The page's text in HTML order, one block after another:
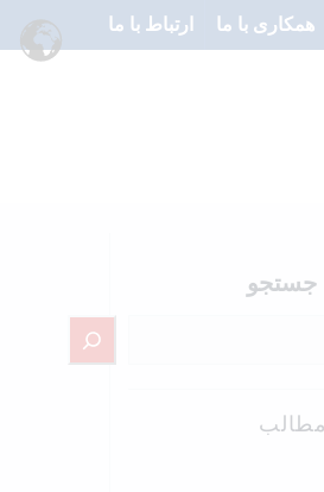
همکاری با ما ارتباط با ما
جستجو